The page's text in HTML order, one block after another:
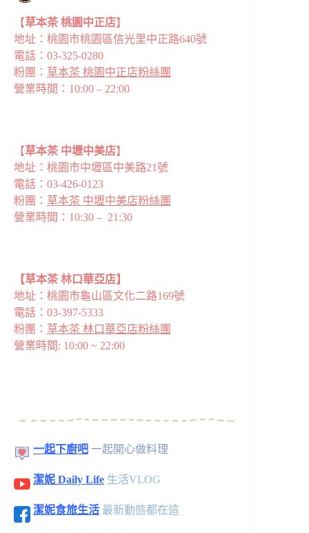
【草本茶 桃園中正店】
地址：桃園市桃園區信光里中正路640號
電話：03-325-0280
粉團： 草本茶 桃園中正店粉絲團
營業時間：10:00 – 22:00
【草本茶 中壢中美店】
地址：桃園市中壢區中美路21號
電話：03-426-0123‬
粉團： 草本茶 中壢中美店粉絲團
營業時間：10:30 – 21:30
【草本茶 林口華亞店】
地址：桃園市龜山區文化二路169號
電話：03-397-5333‬‬
粉團： 草本茶 林口華亞店粉絲團
營業時間: 10:00 ~ 22:00
一起下廚吧 一起開心做料理
潔妮 Daily Life 生活VLOG
潔妮食旅生活 最新動態都在這